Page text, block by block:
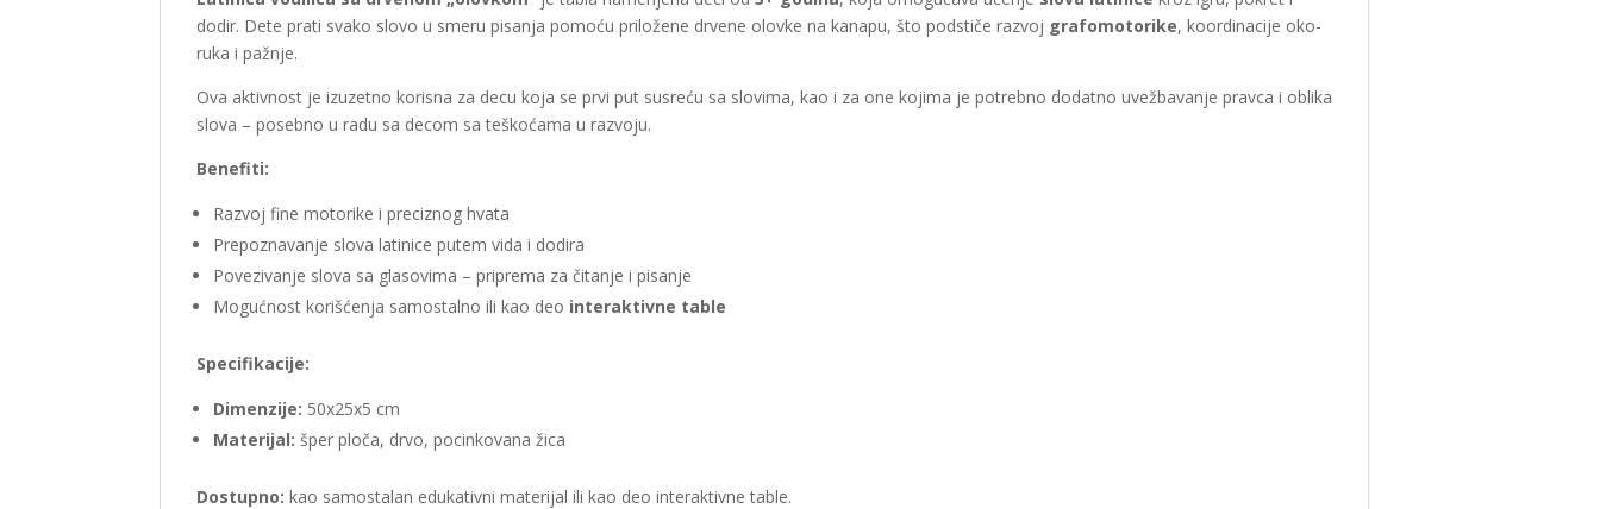
dodir. Dete prati svako slovo u smeru pisanja pomoću priložene drvene olovke na kanapu, što podstiče razvoj grafomotorike, koordinacije oko-
ruka i pažnje.
Ova aktivnost je izuzetno korisna za decu koja se prvi put susreću sa slovima, kao i za one kojima je potrebno dodatno uvežbavanje pravca i oblika
slova – posebno u radu sa decom sa teškoćama u razvoju.
Benefiti:
Razvoj fine motorike i preciznog hvata
Prepoznavanje slova latinice putem vida i dodira
Povezivanje slova sa glasovima – priprema za čitanje i pisanje
Mogućnost korišćenja samostalno ili kao deo interaktivne table
Specifikacije:
Dimenzije: 50x25x5 cm
Materijal: šper ploča, drvo, pocinkovana žica
Dostupno: kao samostalan edukativni materijal ili kao deo interaktivne table.